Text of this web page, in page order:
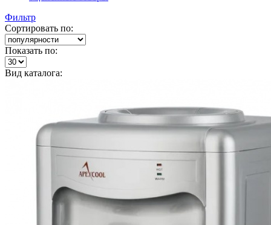
Фильтр
Сортировать по:
Показать по:
Вид каталога: